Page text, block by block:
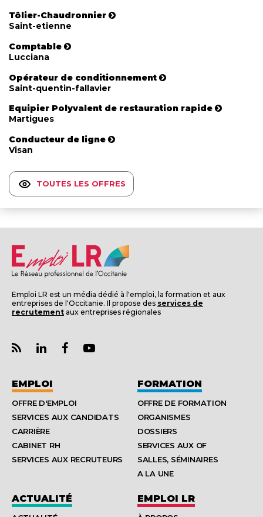
Tôlier-Chaudronnier
Saint-etienne
Comptable
Lucciana
Opérateur de conditionnement
Saint-quentin-fallavier
Equipier Polyvalent de restauration rapide
Martigues
Conducteur de ligne
Visan
TOUTES LES OFFRES
Emploi LR est un média dédié à l'emploi, la formation et aux
entreprises de l'Occitanie. Il propose des services de
recrutement aux entreprises régionales
EMPLOI
OFFRE D'EMPLOI
SERVICES AUX CANDIDATS
CARRIÈRE
CABINET RH
SERVICES AUX RECRUTEURS
FORMATION
OFFRE DE FORMATION
ORGANISMES
DOSSIERS
SERVICES AUX OF
SALLES, SÉMINAIRES
A LA UNE
ACTUALITÉ EMPLOI LR